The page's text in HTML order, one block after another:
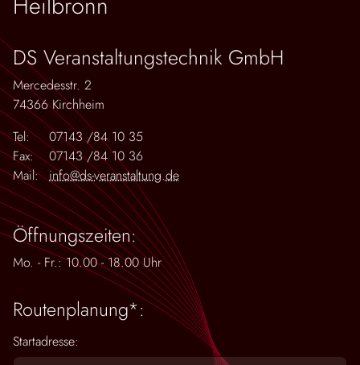
DS Veranstaltungstechnik GmbH
Mercedesstr. 2
74366 Kirchheim
Tel:
07143 /84 10 35
Fax:
07143 /84 10 36
Mail:
info@ds-veranstaltung.de
Öffnungszeiten:
Mo. - Fr.: 10.00 - 18.00 Uhr
Routenplanung*:
Startadresse: